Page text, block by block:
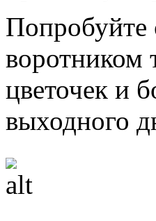
Попробуйте
воротником
цветочек и
выходного